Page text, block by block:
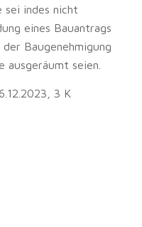
sei indes nicht
eines Bauantrags
Baugenehmigung
ausgeräumt seien.
3 K